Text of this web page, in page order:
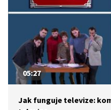
05:27
Jak funguje televize: